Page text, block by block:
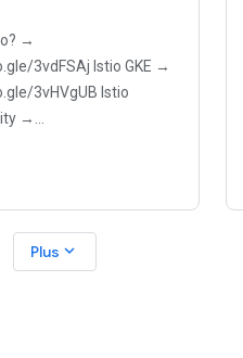
→
3vdFSAj Istio GKE →
3vHVgUB Istio
→
Plus expand_more